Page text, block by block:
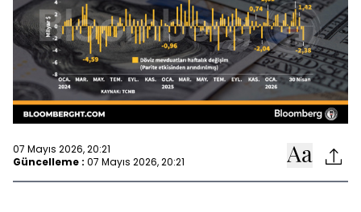
07 Mayıs 2026, 20:21
Güncelleme : 07 Mayıs 2026, 20:21